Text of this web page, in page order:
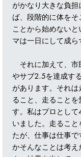
がかなり大きな負
ば、段階的に体をそ
ことから始めない
マは一日にして成ら
それに加えて、市
やサブ2.5を達成す
があります。それ
ること、走ること
す。私はプロとし
いました。走るこ
たが、仕事は仕事で
かそんなことは考